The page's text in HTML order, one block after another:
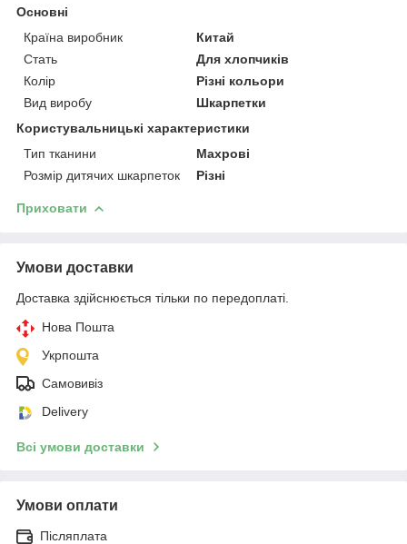
Основні
Країна виробник
Китай
Стать
Для хлопчиків
Колір
Різні кольори
Вид виробу
Шкарпетки
Користувальницькі характеристики
Тип тканини
Махрові
Розмір дитячих шкарпеток
Різні
Приховати
Умови доставки
Доставка здійснюється тільки по передоплаті.
Нова Пошта
Укрпошта
Самовивіз
Delivery
Всі умови доставки
Умови оплати
Післяплата